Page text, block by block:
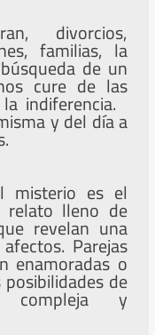
divorcios,
familias, la
de un
cure de las
indiferencia.
y del día a
misterio es el
relato lleno de
revelan una
Parejas
enamoradas o
de
compleja y